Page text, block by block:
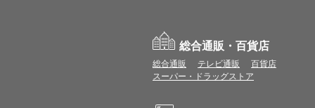
総合通販・百貨店
総合通販 テレビ通販
百貨店
スーパー・ドラッグストア